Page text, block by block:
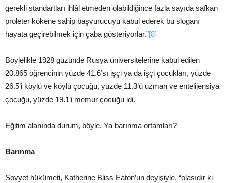
gerekli standartları ihlâl etmeden olabildiğince fazla sayıda safkan
proleter kökene sahip başvurucuyu kabul ederek bu sloganı
hayata geçirebilmek için çaba gösteriyorlar.”[8]
Böylelikle 1928 güzünde Rusya üniversitelerine kabul edilen
20.865 öğrencinin yüzde 41.6’sı işçi ya da işçi çocukları, yüzde
26.5’i köylü ve köylü çocuğu, yüzde 11.3’ü uzman ve entelijensiya
çocuğu, yüzde 19.1’i memur çocuğu idi.
Eğitim alanında durum, böyle. Ya barınma ortamları?
Barınma
Sovyet hükümeti, Katherine Bliss Eaton’un deyişiyle, “olasıdır ki